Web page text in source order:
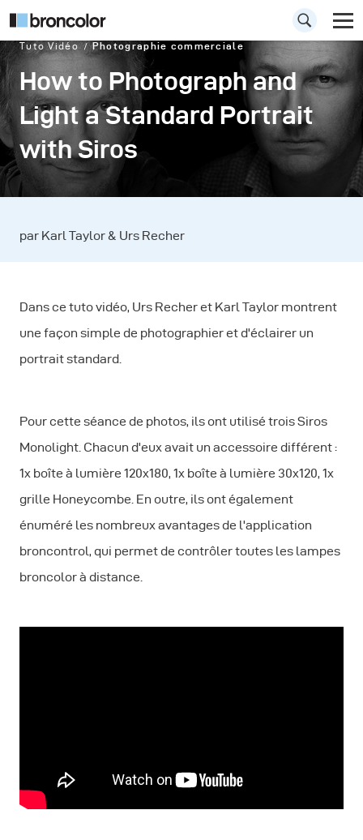
Tuto Vidéo Photographie commerciale
How to Photograph and
Light a Standard Portrait
with Siros
par Karl Taylor & Urs Recher
Dans ce tuto vidéo, Urs Recher et Karl Taylor montrent
une façon simple de photographier et d'éclairer un
portrait standard.
Pour cette séance de photos, ils ont utilisé trois Siros
Monolight. Chacun d'eux avait un accessoire différent :
1x boîte à lumière 120x180, 1x boîte à lumière 30x120, 1x
grille Honeycombe. En outre, ils ont également
énuméré les nombreux avantages de l'application
broncontrol, qui permet de contrôler toutes les lampes
broncolor à distance.